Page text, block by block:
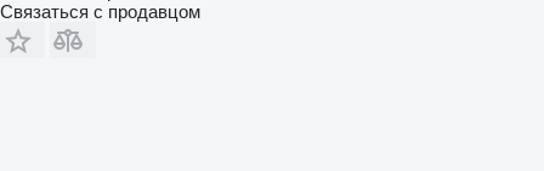
Связаться с продавцом